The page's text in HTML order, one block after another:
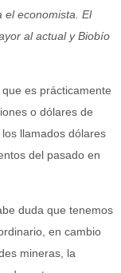
el economista. El
al actual y Biobío
es prácticamente
o dólares de
llamados dólares
del pasado en
duda que tenemos
en cambio
mineras, la